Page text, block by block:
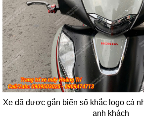
Xe đã được gắn biển số khắc logo cá
anh khách